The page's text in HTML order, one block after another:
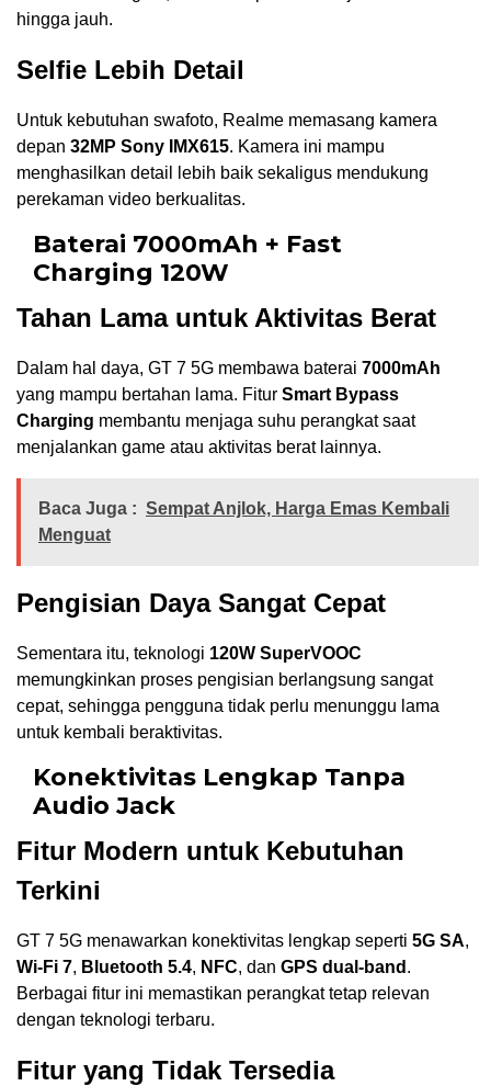
hingga jauh.
Selfie Lebih Detail
Untuk kebutuhan swafoto, Realme memasang kamera
depan 32MP Sony IMX615. Kamera ini mampu
menghasilkan detail lebih baik sekaligus mendukung
perekaman video berkualitas.
Baterai 7000mAh + Fast
Charging 120W
Tahan Lama untuk Aktivitas Berat
Dalam hal daya, GT 7 5G membawa baterai 7000mAh
yang mampu bertahan lama. Fitur Smart Bypass
Charging membantu menjaga suhu perangkat saat
menjalankan game atau aktivitas berat lainnya.
Baca Juga : Sempat Anjlok, Harga Emas Kembali
Menguat
Pengisian Daya Sangat Cepat
Sementara itu, teknologi 120W SuperVOOC
memungkinkan proses pengisian berlangsung sangat
cepat, sehingga pengguna tidak perlu menunggu lama
untuk kembali beraktivitas.
Konektivitas Lengkap Tanpa
Audio Jack
Fitur Modern untuk Kebutuhan
Terkini
GT 7 5G menawarkan konektivitas lengkap seperti 5G SA,
Wi-Fi 7, Bluetooth 5.4, NFC, dan GPS dual-band .
Berbagai fitur ini memastikan perangkat tetap relevan
dengan teknologi terbaru.
Fitur yang Tidak Tersedia